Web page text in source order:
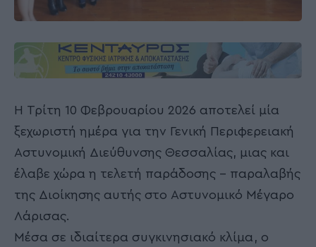
Η Τρίτη 10 Φεβρουαρίου 2026 αποτελεί μία
ξεχωριστή ημέρα για την Γενική Περιφερειακή
Αστυνομική Διεύθυνσης Θεσσαλίας, μιας και
έλαβε χώρα η τελετή παράδοσης – παραλαβής
της Διοίκησης αυτής στο Αστυνομικό Μέγαρο
Λάρισας.
Μέσα σε ιδιαίτερα συγκινησιακό κλίμα, ο